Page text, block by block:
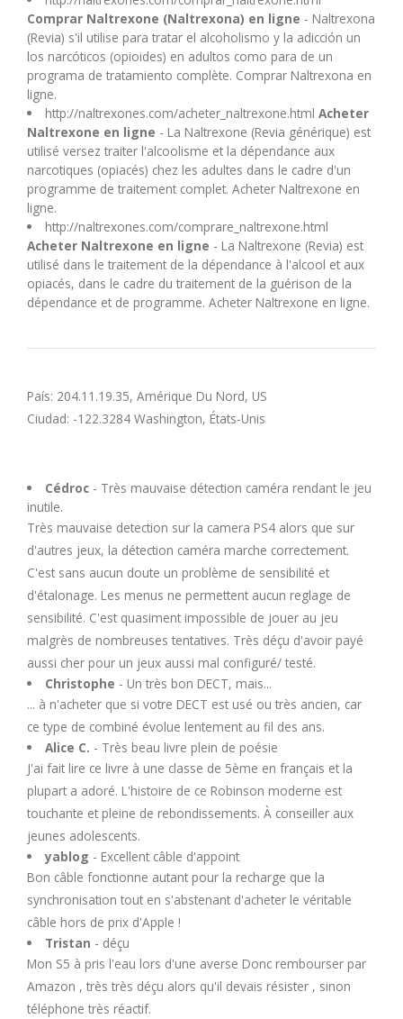
T
V
W
X
Y
Comprar Naltrexone (Naltrexona) en ligne - Naltrexona
(Revia) s'il utilise para tratar el alcoholismo y la adicción un
los narcóticos (opioides) en adultos como para de un
programa de tratamiento complète. Comprar Naltrexona en
ligne.
http://naltrexones.com/acheter_naltrexone.html Acheter
Naltrexone en ligne - La Naltrexone (Revia générique) est
utilisé versez traiter l'alcoolisme et la dépendance aux
narcotiques (opiacés) chez les adultes dans le cadre d'un
programme de traitement complet. Acheter Naltrexone en
ligne.
http://naltrexones.com/comprare_naltrexone.html
Acheter Naltrexone en ligne - La Naltrexone (Revia) est
utilisé dans le traitement de la dépendance à l'alcool et aux
opiacés, dans le cadre du traitement de la guérison de la
dépendance et de programme. Acheter Naltrexone en ligne.
País: 204.11.19.35, Amérique Du Nord, US
Ciudad: -122.3284 Washington, États-Unis
Cédroc- Très mauvaise détection caméra rendant le jeu
inutile.
Très mauvaise detection sur la camera PS4 alors que sur
d'autres jeux, la détection caméra marche correctement.
C'est sans aucun doute un problème de sensibilité et
d'étalonage. Les menus ne permettent aucun reglage de
sensibilité. C'est quasiment impossible de jouer au jeu
malgrès de nombreuses tentatives. Très déçu d'avoir payé
aussi cher pour un jeux aussi mal configuré/ testé.
Christophe - Un très bon DECT, mais...
... à n'acheter que si votre DECT est usé ou très ancien, car
ce type de combiné évolue lentement au fil des ans.
Alice C. - Très beau livre plein de poésie
J'ai fait lire ce livre à une classe de 5ème en français et la
plupart a adoré. L'histoire de ce Robinson moderne est
touchante et pleine de rebondissements. À conseiller aux
jeunes adolescents.
yablog - Excellent câble d'appoint
Bon câble fonctionne autant pour la recharge que la
synchronisation tout en s'abstenant d'acheter le véritable
câble hors de prix d'Apple !
Tristan - déçu
Mon S5 à pris l'eau lors d'une averse Donc rembourser par
Amazon , très très déçu alors qu'il devais résister , sinon
téléphone très réactif.